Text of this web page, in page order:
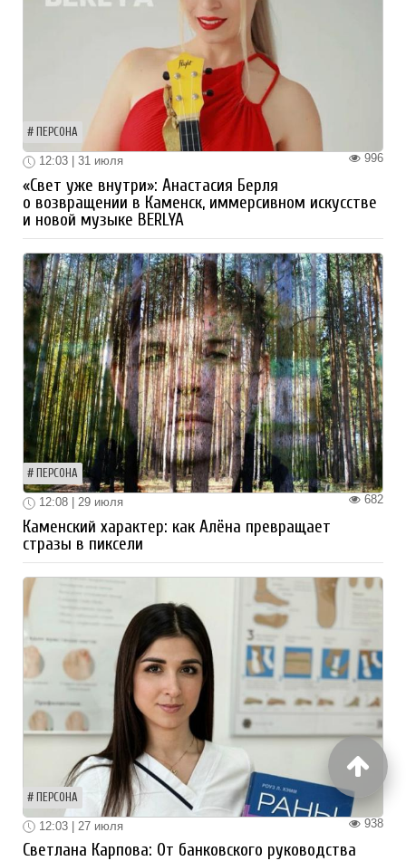
ПЕРСОНА
996
12:03 | 31 июля
«Свет уже внутри»: Анастасия Берля
о возвращении в Каменск, иммерсивном искусстве
и новой музыке BERLYA
ПЕРСОНА
682
12:08 | 29 июля
Каменский характер: как Алёна превращает
стразы в пиксели
ПЕРСОНА
938
12:03 | 27 июля
Светлана Карпова: От банковского руководства